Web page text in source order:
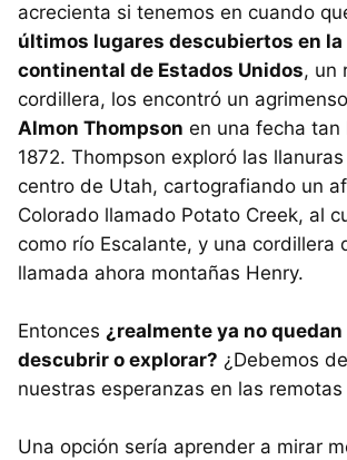
acrecienta si tenemos en cuando
últimos lugares descubiertos en la
continental de Estados Unidos, un
cordillera, los encontró un
Almon Thompson en una fecha tan
1872. Thompson exploró las
centro de Utah, cartografiando un
Colorado llamado Potato Creek, al
como río Escalante, y una cordillera
llamada ahora montañas Henry.
Entonces ¿realmente ya no
descubrir o explorar? ¿Debemos
nuestras esperanzas en las
Una opción sería aprender a mirar